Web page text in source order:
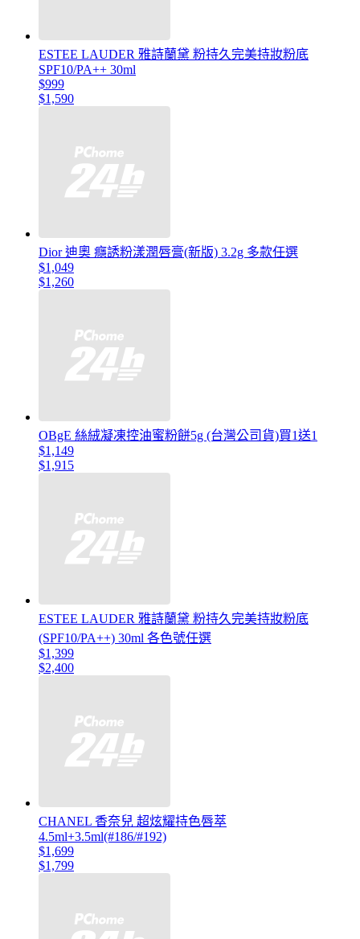
ESTEE LAUDER 雅詩蘭黛 粉持久完美持妝粉底
SPF10/PA++ 30ml
$999
$1,590
Dior 迪奧 癮誘粉漾潤唇膏(新版) 3.2g 多款任選
$1,049
$1,260
OBgE 絲絨凝凍控油蜜粉餅5g (台灣公司貨)買1送1
$1,149
$1,915
ESTEE LAUDER 雅詩蘭黛 粉持久完美持妝粉底
(SPF10/PA++) 30ml 各色號任選
$1,399
$2,400
CHANEL 香奈兒 超炫耀持色唇萃
4.5ml+3.5ml(#186/#192)
$1,699
$1,799